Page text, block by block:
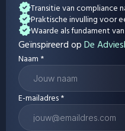
Transitie van compliance
Praktische invulling voor
Waarde als fundament
Geïnspireerd op De
Naam *
E-mailadres *